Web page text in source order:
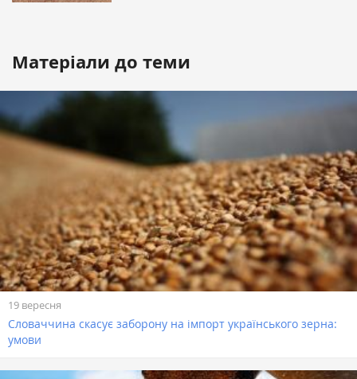
Матеріали до теми
19 вересня
Словаччина скасує заборону на імпорт українського зерна:
умови